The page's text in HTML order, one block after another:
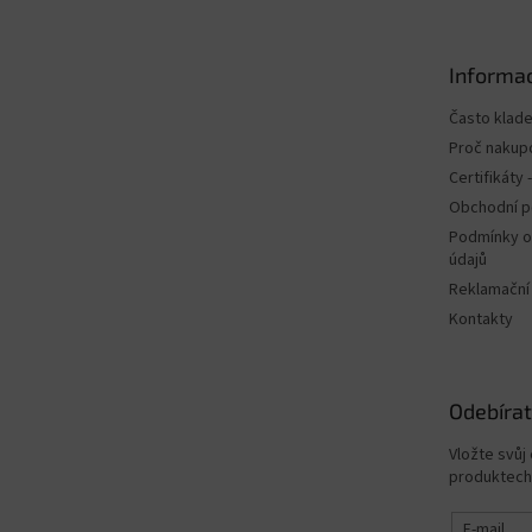
Často
Proč
Certifikáty
Obchodní
Podmínky
údajů
Kontakty
Vložte svůj